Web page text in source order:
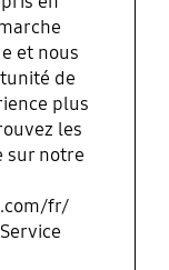
et nous
de
plus
les
sur notre
fr/